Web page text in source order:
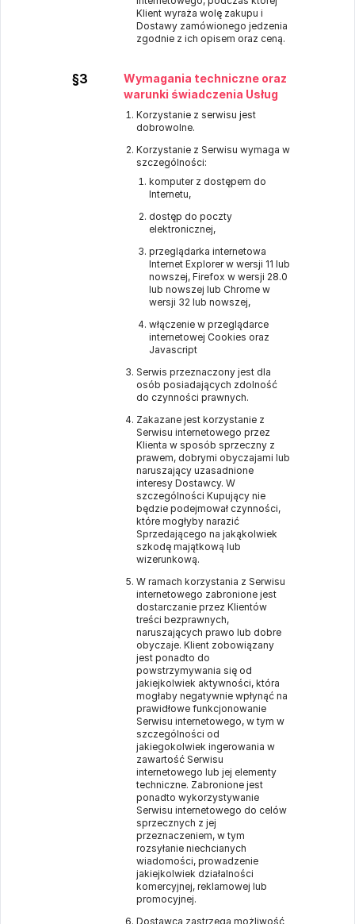
Klient wyraża wolę zakupu i
Dostawy zamówionego jedzenia
zgodnie z ich opisem oraz ceną.
§3
Wymagania techniczne oraz
warunki świadczenia Usług
Korzystanie z serwisu jest
dobrowolne.
Korzystanie z Serwisu wymaga w
szczególności:
komputer z dostępem do
Internetu,
dostęp do poczty
elektronicznej,
przeglądarka internetowa
Internet Explorer w wersji 11 lub
nowszej, Firefox w wersji 28.0
lub nowszej lub Chrome w
wersji 32 lub nowszej,
włączenie w przeglądarce
internetowej Cookies oraz
Javascript
Serwis przeznaczony jest dla
osób posiadających zdolność
do czynności prawnych.
Zakazane jest korzystanie z
Serwisu internetowego przez
Klienta w sposób sprzeczny z
prawem, dobrymi obyczajami lub
naruszający uzasadnione
interesy Dostawcy. W
szczególności Kupujący nie
będzie podejmował czynności,
które mogłyby narazić
Sprzedającego na jakąkolwiek
szkodę majątkową lub
wizerunkową.
W ramach korzystania z Serwisu
internetowego zabronione jest
dostarczanie przez Klientów
treści bezprawnych,
naruszających prawo lub dobre
obyczaje. Klient zobowiązany
jest ponadto do
powstrzymywania się od
jakiejkolwiek aktywności, która
mogłaby negatywnie wpłynąć na
prawidłowe funkcjonowanie
Serwisu internetowego, w tym w
szczególności od
jakiegokolwiek ingerowania w
zawartość Serwisu
internetowego lub jej elementy
techniczne. Zabronione jest
ponadto wykorzystywanie
Serwisu internetowego do celów
sprzecznych z jej
przeznaczeniem, w tym
rozsyłanie niechcianych
wiadomości, prowadzenie
jakiejkolwiek działalności
komercyjnej, reklamowej lub
promocyjnej.
Dostawca zastrzega możliwość